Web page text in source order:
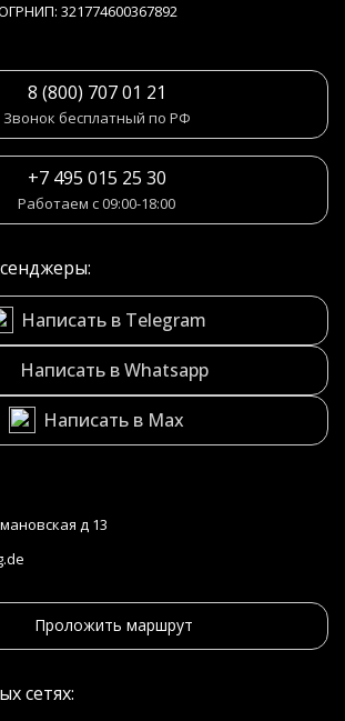
321774600367892
8 (800) 707 01 21
Звонок бесплатный по РФ
+7 495 015 25 30
Работаем с 09:00-18:00
Написать в Telegram
Написать в Whatsapp
Написать в Max
д 13
Проложить маршрут
сетях: